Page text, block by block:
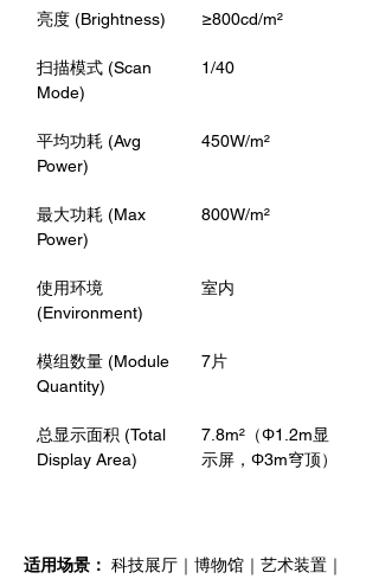
亮度 (Brightness) ≥800cd/m²
扫描模式 (Scan
Mode)
1/40
平均功耗 (Avg
Power)
450W/m²
最大功耗 (Max
Power)
800W/m²
使用环境
(Environment)
室内
模组数量 (Module
Quantity)
7片
总显示面积 (Total
Display Area)
7.8m²（Φ1.2m显
示屏，Φ3m穹顶）
适用场景： 科技展厅｜博物馆｜艺术装置｜